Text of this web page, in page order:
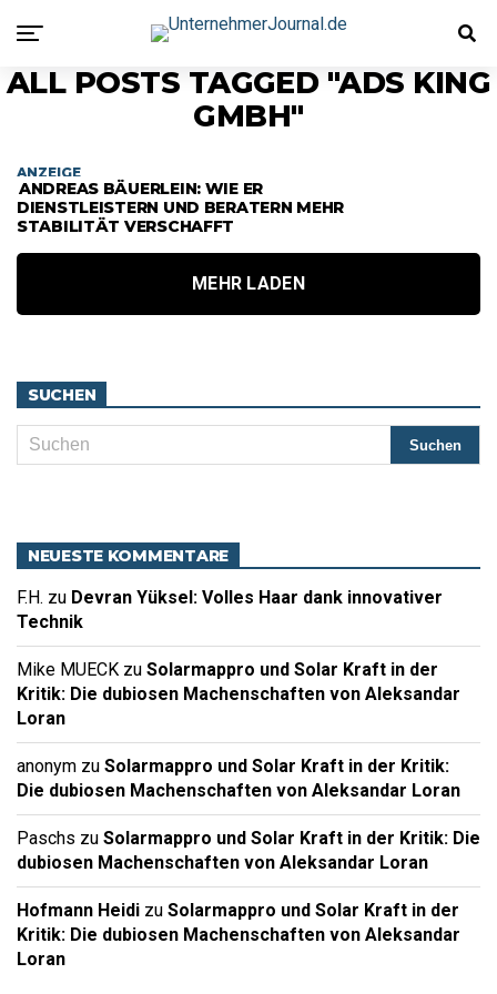
ALL POSTS TAGGED "ADS KING
GMBH"
ANZEIGE
ANDREAS BÄUERLEIN: WIE ER
DIENSTLEISTERN UND BERATERN MEHR
STABILITÄT VERSCHAFFT
MEHR LADEN
SUCHEN
NEUESTE KOMMENTARE
F.H. zu Devran Yüksel: Volles Haar dank innovativer
Technik
Mike MUECK zu Solarmappro und Solar Kraft in der
Kritik: Die dubiosen Machenschaften von Aleksandar
Loran
anonym zu Solarmappro und Solar Kraft in der Kritik:
Die dubiosen Machenschaften von Aleksandar Loran
Paschs zu Solarmappro und Solar Kraft in der Kritik: Die
dubiosen Machenschaften von Aleksandar Loran
Hofmann Heidi zu Solarmappro und Solar Kraft in der
Kritik: Die dubiosen Machenschaften von Aleksandar
Loran